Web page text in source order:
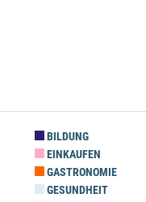
BILDUNG
EINKAUFEN
GASTRONOMIE
GESUNDHEIT